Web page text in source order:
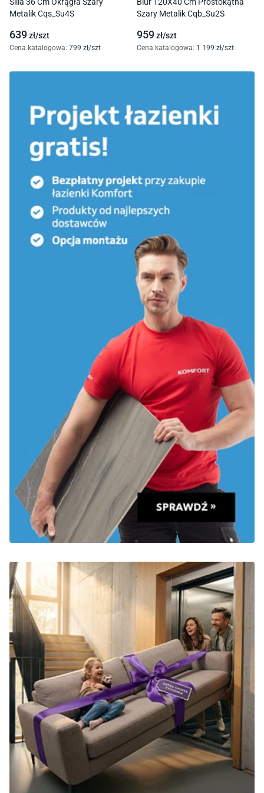
Metalik Cqs_Su4S
639zł/szt
Cena katalogowa: 799 zł/szt
Szary Metalik Cqb_Su2S
959zł/szt
Cena katalogowa: 1 199 zł/szt